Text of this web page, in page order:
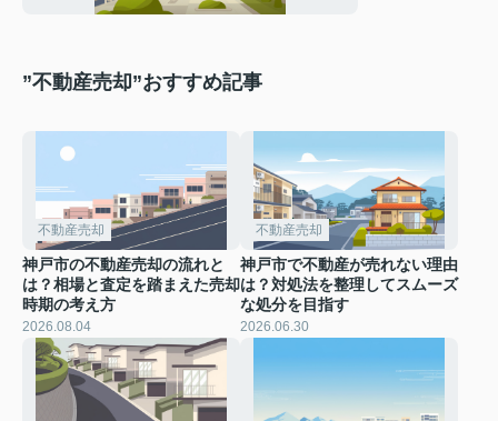
”不動産売却”おすすめ記事
不動産売却
神戸市の不動産売却の流れと
は？相場と査定を踏まえた売却
時期の考え方
2026.08.04
不動産売却
神戸市で不動産が売れない理由
は？対処法を整理してスムーズ
な処分を目指す
2026.06.30